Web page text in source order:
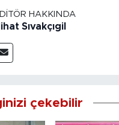
HAKKINDA
Sıvakçıgil
çekebilir